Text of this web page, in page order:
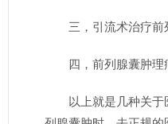
三，引流术治疗前
四，前列腺囊肿理
以上就是几种关